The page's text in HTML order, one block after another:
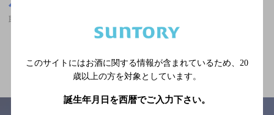
取手駅(茨城県)周辺500m,洋食,食べ放題ありのお店
関連ページ
このサイトにはお酒に関する情報が含まれているため、 20
歳以上の方を対象としています。
誕生年月日を西暦でご入力下さい。